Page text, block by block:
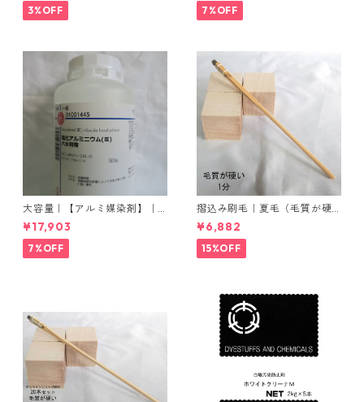
3%OFF 7%OFF
大容量｜【アルミ媒染剤】｜5
00g−5本入り｜塩化アルミニ
ウム
¥17,903
7%OFF
摺込み刷毛｜夏毛（毛質が硬
い）1分｜16本入り＊1セット
¥6,882
15%OFF